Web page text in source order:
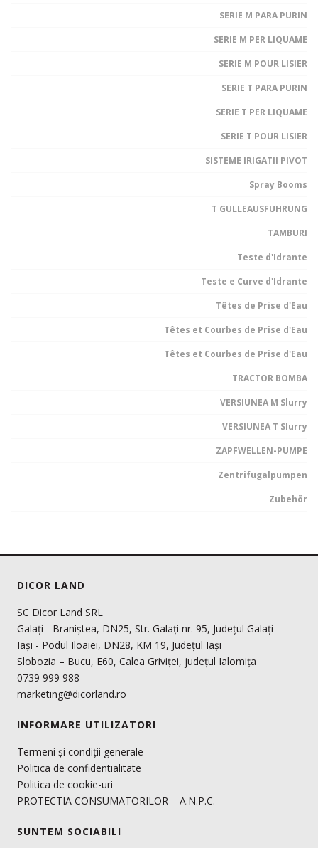
SERIE M PARA PURIN
SERIE M PER LIQUAME
SERIE M POUR LISIER
SERIE T PARA PURIN
SERIE T PER LIQUAME
SERIE T POUR LISIER
SISTEME IRIGATII PIVOT
Spray Booms
T GULLEAUSFUHRUNG
TAMBURI
Teste d'Idrante
Teste e Curve d'Idrante
Têtes de Prise d'Eau
Têtes et Courbes de Prise d'Eau
Têtes et Courbes de Prise d'Eau
TRACTOR BOMBA
VERSIUNEA M Slurry
VERSIUNEA T Slurry
ZAPFWELLEN-PUMPE
Zentrifugalpumpen
Zubehör
DICOR LAND
SC Dicor Land SRL
Galați - Braniștea, DN25, Str. Galați nr. 95, Județul Galați
Iași - Podul Iloaiei, DN28, KM 19, Județul Iași
Slobozia – Bucu, E60, Calea Griviței, județul Ialomița
0739 999 988
marketing@dicorland.ro
INFORMARE UTILIZATORI
Termeni și condiții generale
Politica de confidentialitate
Politica de cookie-uri
PROTECTIA CONSUMATORILOR – A.N.P.C.
SUNTEM SOCIABILI